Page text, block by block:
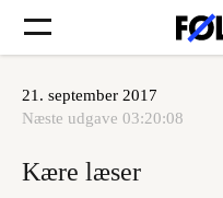
Forsider
Føljetoner
21. september 2017
Næste udgave 03:20:08
Kære læser